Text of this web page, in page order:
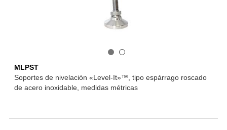
MLPST
Soportes de nivelación «Level-It»™, tipo espárrago roscado
de acero inoxidable, medidas métricas